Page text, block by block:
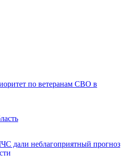
по ветеранам СВО в
дали неблагоприятный прогноз